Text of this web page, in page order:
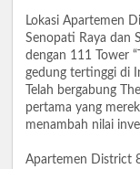
Lokasi Apartemen
Senopati Raya dan
dengan 111 Tower
gedung tertinggi di
Telah bergabung
pertama yang
menambah nilai
Apartemen District